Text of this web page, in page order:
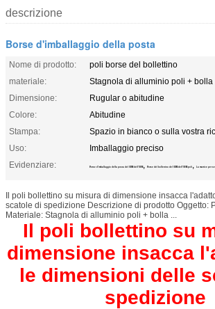
descrizione
Borse d'imballaggio della posta
Nome di prodotto:
poli borse del bollettino
materiale:
Stagnola di alluminio poli + bolla
Dimensione:
Rugular o abitudine
Colore:
Abitudine
Stampa:
Spazio in bianco o sulla vostra
Uso:
Imballaggio preciso
Evidenziare:
Borse d'imballaggio della posta del ODM dell'OEM, Borse del bollettino del ODM dell'OEM poli , La matrice per
Il poli bollettino su misura di dimensione insacca
scatole di spedizione Descrizione di prodotto Oggetto:
Materiale: Stagnola di alluminio poli + bolla ...
Il poli bollettino su
dimensione insacca
le dimensioni delle
spedizione